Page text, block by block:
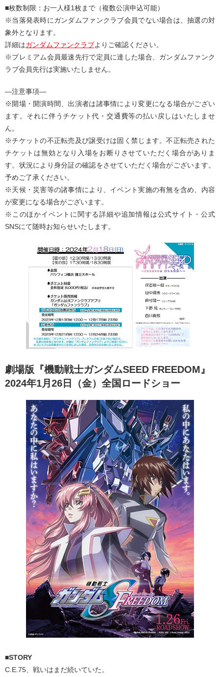
■枚数制限：お一人様1枚まで（複数公演申込可能）
※当落発表時にガンダムファンクラブ会員でない場合は、抽選の対
象外となります。
詳細はガンダムファンクラブよりご確認ください。
※プレミアム会員最速先行で定員に達した場合、ガンダムファンク
ラブ会員先行は実施いたしません。
—注意事項―
※開場・開演時間、出演者は諸事情により変更になる場合がござい
ます。それに伴うチケット代・交通費等の払い戻しはいたしませ
ん。
※チケットの不正転売及び譲受けは固く禁じます。不正転売された
チケットは無効となり入場をお断りさせていただく場合がありま
す。状況により身分証の確認をさせていただく場合がございます。
予めご了承ください。
※天候・災害等の諸事情により、イベント実施の有無を含め、内容
が変更になる場合がございます。
※このほかイベントに関する詳細や追加情報は公式サイト・公式
SNSにて随時お知らせいたします。
劇場版『機動戦士ガンダムSEED FREEDOM』
2024年1月26日（金）全国ロードショー
■STORY
C.E.75、戦いはまだ続いていた。